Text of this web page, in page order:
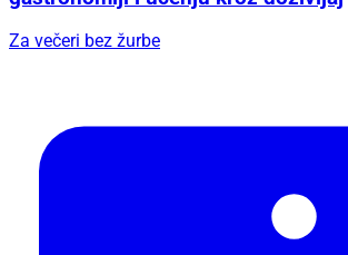
Za večeri bez žurbe